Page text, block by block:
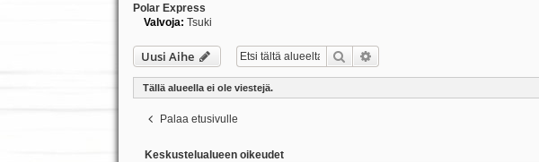
Polar Express
Valvoja: Tsuki
Uusi Aihe Etsi
Tällä alueella ei ole viestejä.
Palaa etusivulle
Keskustelualueen oikeudet